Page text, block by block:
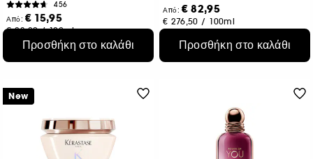
456
Από:€ 15,95
€ 23,29 /100ml
2 μεγέθηΠροσθήκη στο καλάθι
Από:€ 82,95
€ 276,50 / 100ml
3 μεγέθη
Προσθήκη στο καλάθι
New